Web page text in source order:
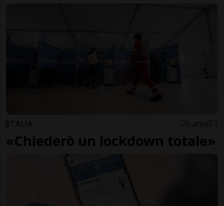
ITALIA 5 anni 1
«Chiederò un lockdown totale»